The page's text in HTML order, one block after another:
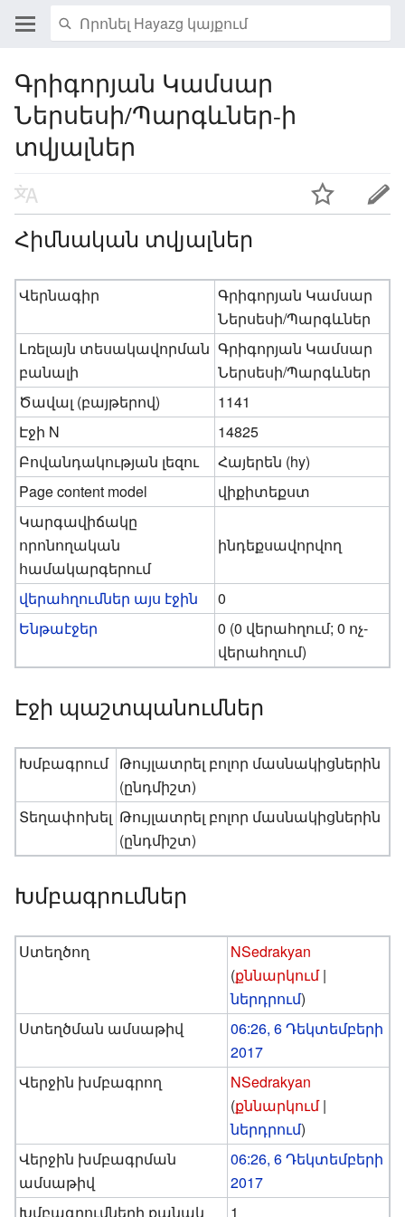
Գրիգորյան Կամսար
Ներսեսի/Պարգևներ-ի
տվյալներ
Հիմնական տվյալներ
Վերնագիր
Գրիգորյան Կամսար
Ներսեսի/Պարգևներ
Լռելայն տեսակավորման
բանալի
Գրիգորյան Կամսար
Ներսեսի/Պարգևներ
Ծավալ (բայթերով)
1141
Էջի N
14825
Բովանդակության լեզու
Հայերեն (hy)
Page content model
վիքիտեքստ
Կարգավիճակը
որոնողական
համակարգերում
ինդեքսավորվող
վերահղումներ այս էջին
0
Ենթաէջեր
0 (0 վերահղում; 0 ոչ-
վերահղում)
Էջի պաշտպանումներ
Խմբագրում Թույլատրել բոլոր մասնակիցներին
(ընդմիշտ)
Տեղափոխել Թույլատրել բոլոր մասնակիցներին
(ընդմիշտ)
Խմբագրումներ
Ստեղծող
NSedrakyan
(քննարկում|
ներդրում)
Ստեղծման ամսաթիվ
06:26, 6 Դեկտեմբերի
2017
Վերջին խմբագրող
NSedrakyan
(քննարկում|
ներդրում)
Վերջին խմբագրման
ամսաթիվ
06:26, 6 Դեկտեմբերի
2017
Խմբագրումների քանակ
1